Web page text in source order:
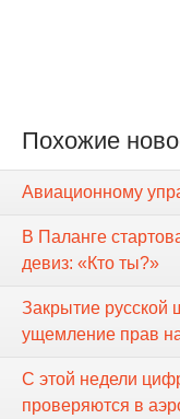
Похожие
Авиационному
В Паланге
девиз: «Кто ты?»
Закрытие русской
ущемление прав
С этой недели
проверяются в